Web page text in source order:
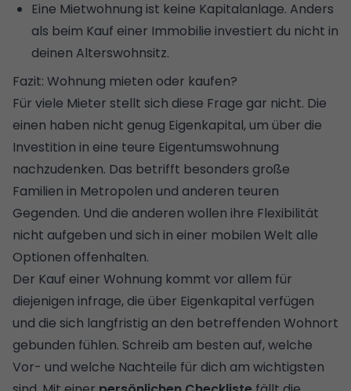
Eine Mietwohnung ist keine Kapitalanlage. Anders
als beim Kauf einer Immobilie investiert du nicht in
deinen Alterswohnsitz.
Fazit: Wohnung mieten oder kaufen?
Für viele Mieter stellt sich diese Frage gar nicht. Die
einen haben nicht genug Eigenkapital, um über die
Investition in eine teure Eigentumswohnung
nachzudenken. Das betrifft besonders große
Familien in Metropolen und anderen teuren
Gegenden. Und die anderen wollen ihre Flexibilität
nicht aufgeben und sich in einer mobilen Welt alle
Optionen offenhalten.
Der Kauf einer Wohnung kommt vor allem für
diejenigen infrage, die über Eigenkapital verfügen
und die sich langfristig an den betreffenden Wohnort
gebunden fühlen. Schreib am besten auf, welche
Vor- und welche Nachteile für dich am wichtigsten